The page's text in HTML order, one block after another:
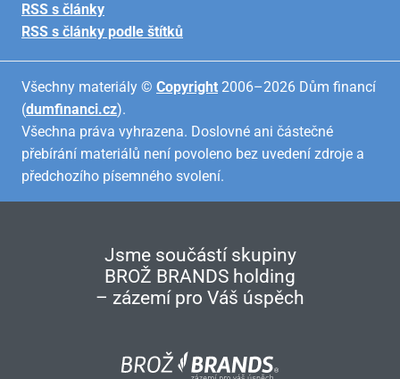
RSS s články
RSS s články podle štítků
Všechny materiály © Copyright 2006–2026 Dům financí
(dumfinanci.cz).
Všechna práva vyhrazena. Doslovné ani částečné
přebírání materiálů není povoleno bez uvedení zdroje a
předchozího písemného svolení.
Jsme součástí skupiny
BROŽ BRANDS holding
– zázemí pro Váš úspěch